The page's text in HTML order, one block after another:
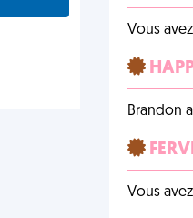
Vous
Brandon
Vous